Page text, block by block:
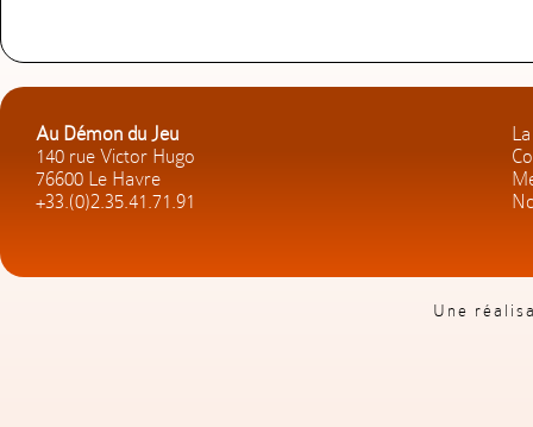
Au Démon du Jeu
140 rue Victor Hugo
76600 Le Havre
+33.(0)2.35.41.71.91
Une